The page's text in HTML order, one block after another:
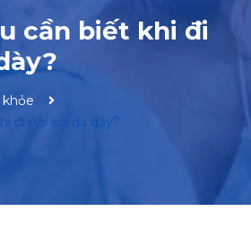
cần biết khi đi
khỏe
đi nội soi dạ dày?